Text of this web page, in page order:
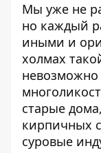
Мы уже не
но каждый
иными и
холмах
невозможно
старые
кирпичных
суровые